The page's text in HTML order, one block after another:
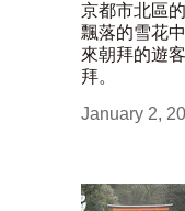
京都市北區
飄落的雪花
來朝拜的遊
拜。
January 2,